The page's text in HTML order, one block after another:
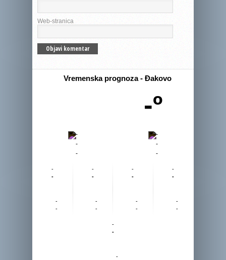
Web-stranica
Vremenska prognoza - Đakovo
-º
-
-
-
-
-
-
-
-
-
-
-
-
-
-
-
-
-
-
-
-
-
-
-
-
-